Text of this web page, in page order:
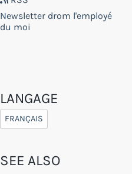
Newsletter drom l'employé
du moi
LANGAGE
FRANÇAIS
SEE ALSO